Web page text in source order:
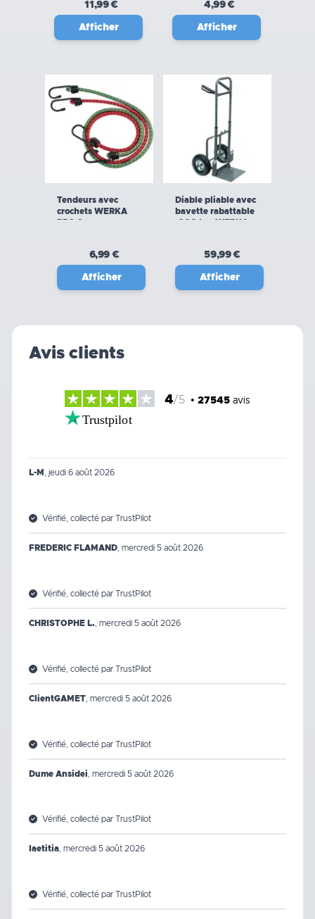
11,99 €
Afficher
4,99 €
Afficher
Tendeurs avec
crochets WERKA
PRO 2 pcs
6,99 €
Afficher
Diable pliable avec
bavette rabattable
(200 kg) WERKA
59,99 €
Afficher
Avis clients
4/5 • 27545 avis
Trustpilot
L-M jeudi 6 août 2026
Vérifié, collecté par TrustPilot
FREDERIC FLAMAND mercredi 5 août 2026
Vérifié, collecté par TrustPilot
CHRISTOPHE L. mercredi 5 août 2026
Vérifié, collecté par TrustPilot
ClientGAMET mercredi 5 août 2026
Vérifié, collecté par TrustPilot
Dume Ansidei mercredi 5 août 2026
Vérifié, collecté par TrustPilot
laetitia, mercredi 5 août 2026
Vérifié, collecté par TrustPilot